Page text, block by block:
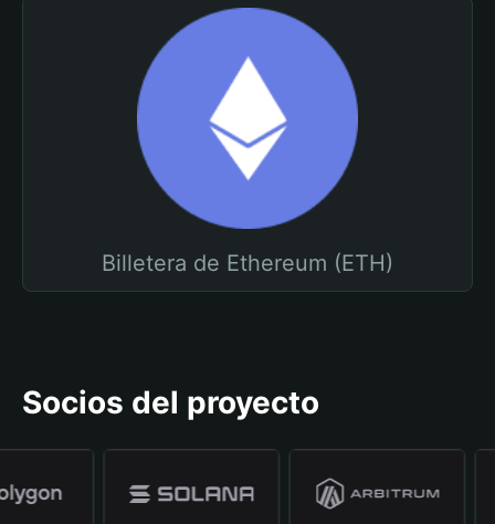
Billetera de Ethereum (ETH)
Socios del proyecto